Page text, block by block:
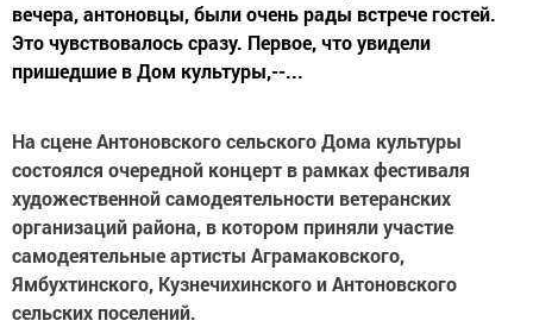
вечера, антоновцы, были очень рады встрече гостей.
Это чувствовалось сразу. Первое, что увидели
пришедшие в Дом культуры,--...
На сцене Антоновского сельского Дома культуры
состоялся очередной концерт в рамках фестиваля
художественной самодеятельности ветеранских
организаций района, в котором приняли участие
самодеятельные артисты Аграмаковского,
Ямбухтинского, Кузнечихинского и Антоновского
сельских поселений.